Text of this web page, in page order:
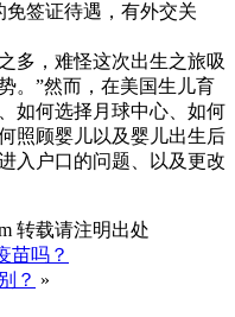
免签证待遇，有外交关
多，难怪这次出生之旅吸
。”然而，在美国生儿育
如何选择月球中心、如何
照顾婴儿以及婴儿出生后
入户口的问题、以及更改
转载请注明出处
苗吗？
？ »